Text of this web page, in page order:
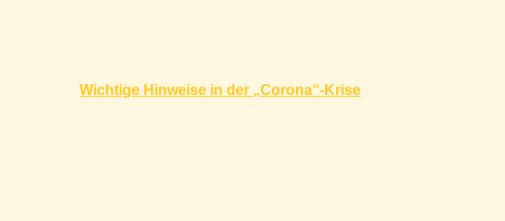
Beitragsnavigation
Wichtige Hinweise in der „Corona“-Krise